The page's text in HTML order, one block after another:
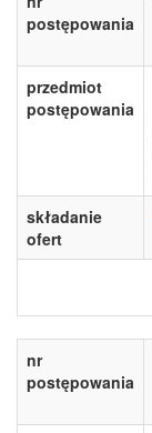
postępowania
przedmiot
postępowania
składanie
ofert
nr
postępowania